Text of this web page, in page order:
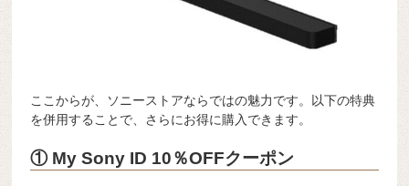
ここからが、ソニーストアならではの魅力です。以下の特典
を併用することで、さらにお得に購入できます。
① My Sony ID 10％OFFクーポン